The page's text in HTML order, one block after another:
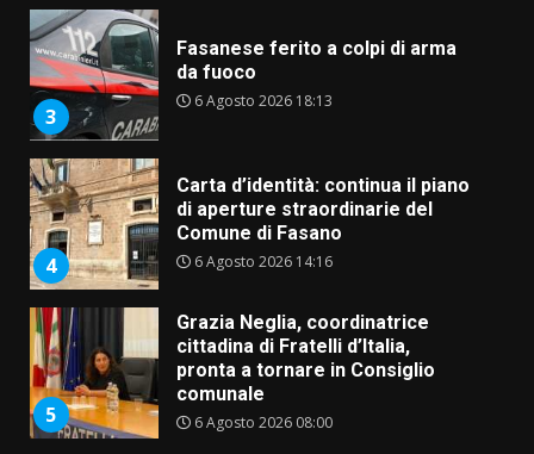
3
Fasanese ferito a colpi di arma
da fuoco
6 Agosto 2026 18:13
4
Carta d’identità: continua il piano
di aperture straordinarie del
Comune di Fasano
6 Agosto 2026 14:16
5
Grazia Neglia, coordinatrice
cittadina di Fratelli d’Italia,
pronta a tornare in Consiglio
comunale
6 Agosto 2026 08:00